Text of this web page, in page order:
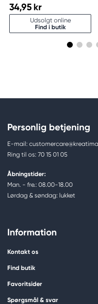
34,95 kr
Udsolgt online
Find i butik
Personlig betjening
E-mail:
Ring til os: 70 15 01 05
Åbningstider:
Man. - fre.: 08.00-18.00
Lørdag & søndag: lukket
Information
Kontakt os
Find butik
Favoritsider
Spørgsmål & svar